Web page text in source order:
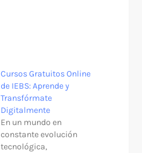
Cursos Gratuitos Online
de IEBS: Aprende y
Transfórmate
Digitalmente
En un mundo en
constante evolución
tecnológica,